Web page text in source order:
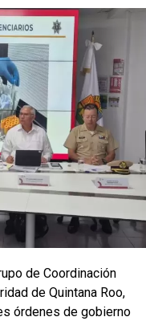
el despliegue
de105
de robo o probables
24 mil 622
y unidades
zonas estratégicas
de Coordinación
de Quintana Roo,
órdenes de gobierno